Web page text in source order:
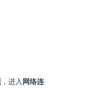
，进入 网络连